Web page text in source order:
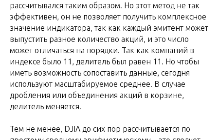
рассчитывался таким образом. Но этот метод не так
эффективен, он не позволяет получить комплексное
значение индикатора, так как каждый эмитент может
выпустить разное количество акций, и это число
может отличаться на порядки. Так как компаний в
индексе было 11, делитель был равен 11. Но чтобы
иметь возможность сопоставить данные, сегодня
используют масштабируемое среднее. В случае
дробления или объединения акций в корзине,
делитель меняется.
Тем не менее, DJIA до сих пор рассчитывается по